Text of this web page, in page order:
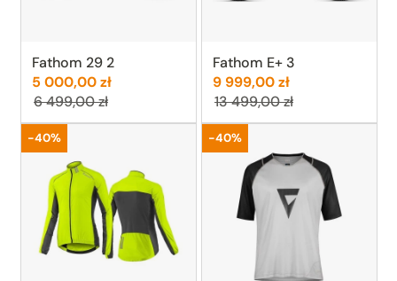
Fathom 29 2
Cena:
5 000,00 złPoprzednia cena:
6 499,00 zł
Fathom E+ 3
Cena:
9 999,00 złPoprzednia
13 499,00 zł
Promocja
-40% Promocja
-40%